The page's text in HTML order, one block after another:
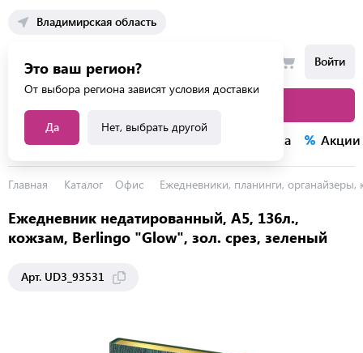
Владимирская область
Это ваш регион?
От выбора региона зависят условия доставки
Да Нет, выбрать другой
Войти
Каталог услуг Распродажа Акции
Главная Каталог Офис Ежедневники, планинги, органайзеры,
Ежедневник недатированный, А5, 136л.,
кожзам, Berlingo "Glow", зол. срез, зеленый
Арт. UD3_93531